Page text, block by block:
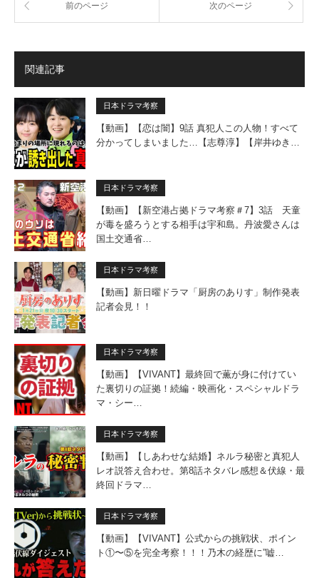
前のページ 次のページ
関連記事
日本ドラマ考察
【動画】【恋は闇】9話 真犯人この人物！すべて
分かってしまいました…【志尊淳】【岸井ゆき…
日本ドラマ考察
【動画】【新空港占拠ドラマ考察＃7】3話 天童
が毒を盛ろうとする相手は宇和島。丹波愛さんは
国土交通省…
日本ドラマ考察
【動画】新日曜ドラマ「厨房のありす」制作発表
記者会見！！
日本ドラマ考察
【動画】【VIVANT】最終回で薫が身に付けてい
た裏切りの証拠！続編・映画化・スペシャルドラ
マ・シー…
日本ドラマ考察
【動画】【しあわせな結婚】ネルラ秘密と真犯人
レオ説答え合わせ。第8話ネタバレ感想＆伏線・最
終回ドラマ…
日本ドラマ考察
【動画】【VIVANT】公式からの挑戦状、ポイン
ト①〜⑤を完全考察！！！乃木の経歴に”嘘…